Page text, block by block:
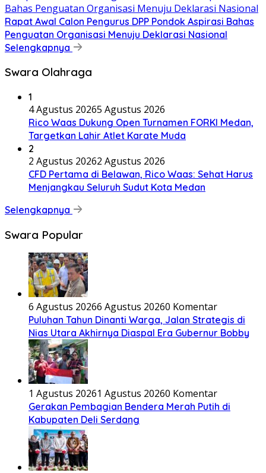
Rapat Awal Calon Pengurus DPP Pondok Aspirasi Bahas
Penguatan Organisasi Menuju Deklarasi Nasional
Selengkapnya
Swara Olahraga
1
4 Agustus 20265 Agustus 2026
Rico Waas Dukung Open Turnamen FORKI Medan,
Targetkan Lahir Atlet Karate Muda
2
2 Agustus 20262 Agustus 2026
CFD Pertama di Belawan, Rico Waas: Sehat Harus
Menjangkau Seluruh Sudut Kota Medan
Selengkapnya
Swara Popular
6 Agustus 20266 Agustus 20260 Komentar
Puluhan Tahun Dinanti Warga, Jalan Strategis di
Nias Utara Akhirnya Diaspal Era Gubernur Bobby
1 Agustus 20261 Agustus 20260 Komentar
Gerakan Pembagian Bendera Merah Putih di
Kabupaten Deli Serdang